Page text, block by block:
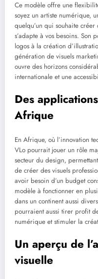
Ce modèle offre une
soyez un artiste numérique,
quelqu’un qui souhaite
s’adapte à vos besoins. Son
logos à la création
génération de visuels
ouvre des horizons
internationale et une
Des
Afrique
En Afrique, où l’innovation
VLo pourrait jouer un rôle
secteur du design,
de créer des visuels
avoir besoin d’un budget
modèle à fonctionner en
dans un continent aussi
pourraient aussi tirer profit
numérique et stimuler la
Un aperçu de
visuelle